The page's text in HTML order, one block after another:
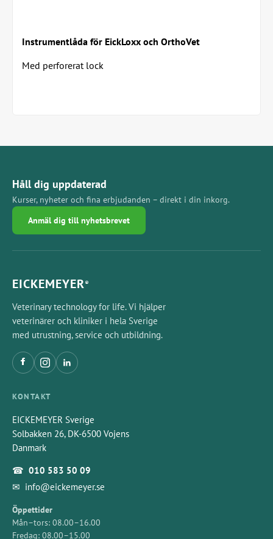
Instrumentlåda för EickLoxx och OrthoVet
Med perforerat lock
Håll dig uppdaterad
Kurser, nyheter och fina erbjudanden – direkt i din inkorg.
Anmäl dig till nyhetsbrevet
EICKEMEYER®
Veterinary technology for life. Vi hjälper
veterinärer och kliniker i hela Sverige
med utrustning, service och utbildning.
KONTAKT
EICKEMEYER Sverige
Solbakken 26, DK-6500 Vojens
Danmark
☎ 010 583 50 09
✉ info@eickemeyer.se
Öppettider
Mån–tors: 08.00–16.00
Fredag: 08.00–15.00